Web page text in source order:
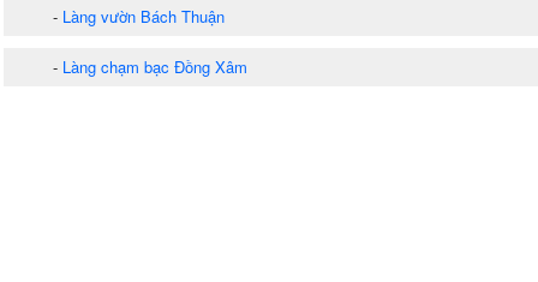
- Làng vườn Bách Thuận
- Làng chạm bạc Đồng Xâm